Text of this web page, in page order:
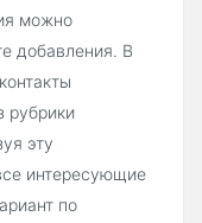
можно
добавления. В
рубрики
эту
интересующие
по